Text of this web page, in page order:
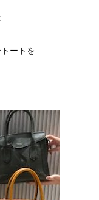
ートを